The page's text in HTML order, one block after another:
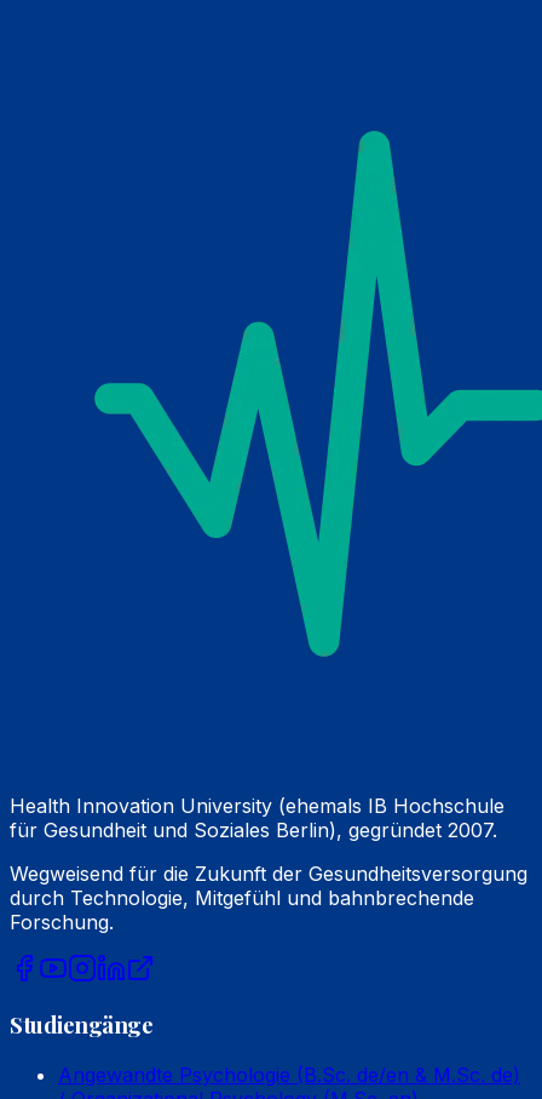
Health Innovation University (ehemals IB Hochschule
für Gesundheit und Soziales Berlin), gegründet 2007.
Wegweisend für die Zukunft der Gesundheitsversorgung
durch Technologie, Mitgefühl und bahnbrechende
Forschung.
Studiengänge
Angewandte Psychologie (B.Sc. de/en & M.Sc. de)